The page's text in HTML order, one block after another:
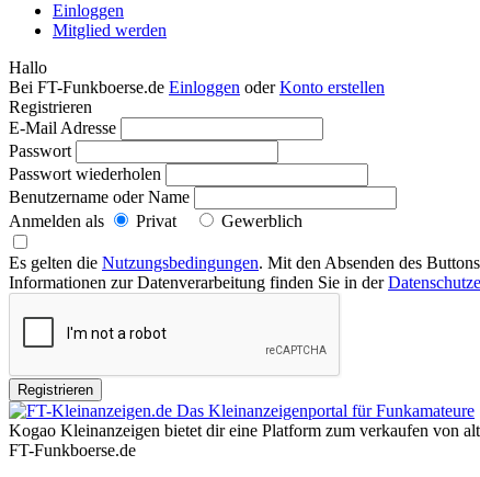
Einloggen
Mitglied werden
Hallo
Bei FT-Funkboerse.de Einloggen oderKonto erstellen
Registrieren
E-Mail Adresse
Passwort
Passwort wiederholen
Benutzername oder Name
Anmelden als
Privat Gewerblich
Es gelten die Nutzungsbedingungen. Mit den Absenden des
Informationen zur Datenverarbeitung finden Sie in der
Kogao Kleinanzeigen bietet dir eine Platform zum verkaufen von
FT-Funkboerse.de